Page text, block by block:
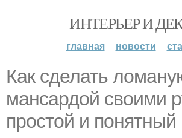
ИНТЕРЬЕР И
главная новости
Как сделать
мансардой своими
простой и понятный